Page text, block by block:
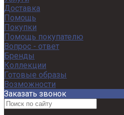
Доставка
Помощь
Покупки
Помощь покупателю
Вопрос - ответ
Бренды
Коллекции
Готовые образы
Возможности
Заказать звонок